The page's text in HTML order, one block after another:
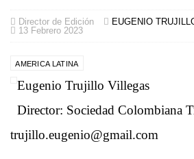
Director de Edición
EUGENIO
13 Febrero 2023
AMERICA LATINA
Eugenio Trujillo Villegas
Director: Sociedad Colombiana
trujillo.eugenio@gmail.com